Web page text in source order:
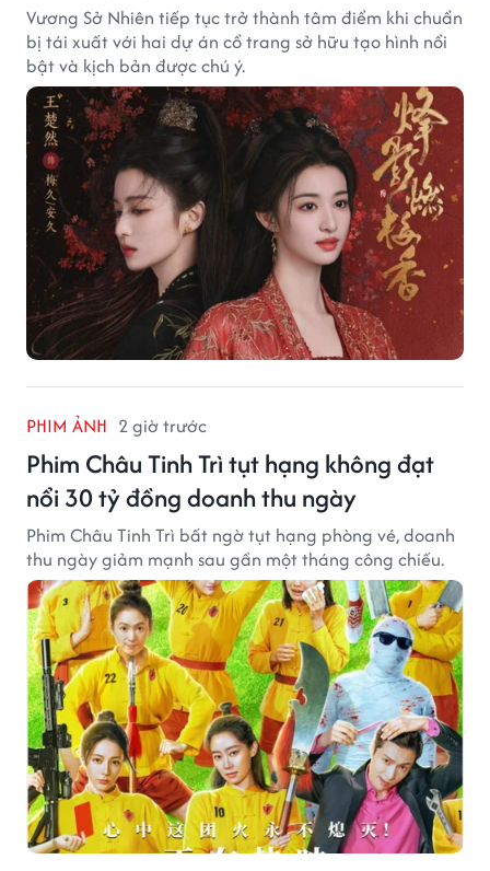
Vương Sở Nhiên tiếp tục trở thành tâm điểm khi chuẩn
bị tái xuất với hai dự án cổ trang sở hữu tạo hình nổi
bật và kịch bản được chú ý.
PHIM ẢNH 2 giờ trước
Phim Châu Tinh Trì tụt hạng không đạt
nổi 30 tỷ đồng doanh thu ngày
Phim Châu Tinh Trì bất ngờ tụt hạng phòng vé, doanh
thu ngày giảm mạnh sau gần một tháng công chiếu.